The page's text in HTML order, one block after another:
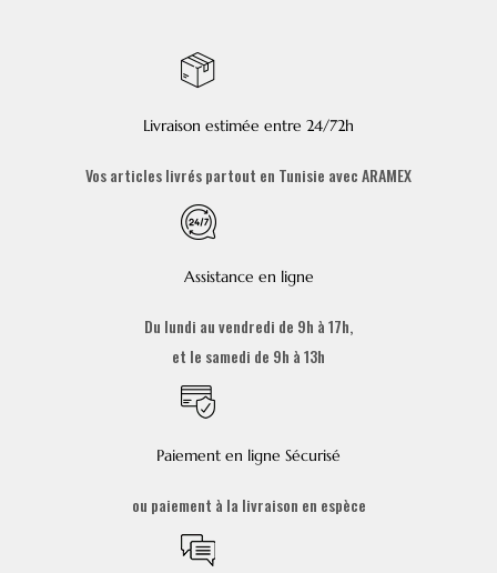
Livraison estimée entre 24/72h
Vos articles livrés partout en Tunisie avec ARAMEX
Assistance en ligne
Du lundi au vendredi de 9h à 17h,
et le samedi de 9h à 13h
Paiement en ligne Sécurisé
ou paiement à la livraison en espèce